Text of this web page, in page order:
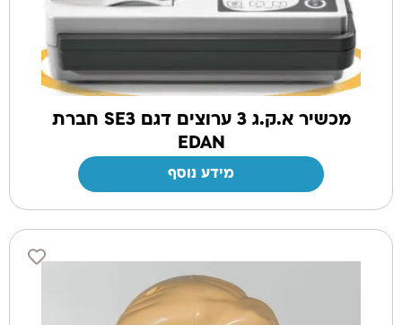
מכשיר א.ק.ג 3 ערוצים דגם SE3 חברת
EDAN
מידע נוסף